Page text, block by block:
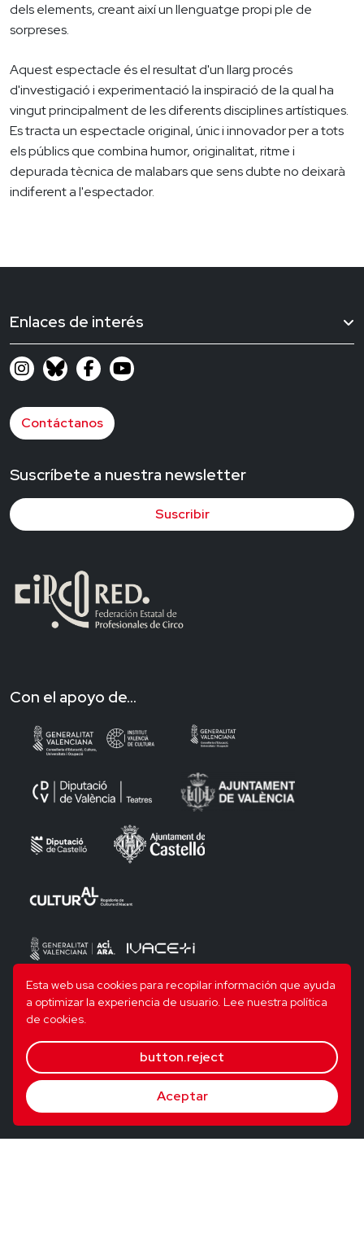
Esta web usa cookies para recopilar información que ayuda
a optimizar la experiencia de usuario. Lee nuestra política
de cookies.
button.reject
Aceptar
dels elements, creant així un llenguatge propi ple de
sorpreses.
Aquest espectacle és el resultat d'un llarg procés
d'investigació i experimentació la inspiració de la qual ha
vingut principalment de les diferents disciplines artístiques.
Es tracta un espectacle original, únic i innovador per a tots
els públics que combina humor, originalitat, ritme i
depurada tècnica de malabars que sens dubte no deixarà
indiferent a l'espectador.
Enlaces de interés
Contáctanos
Suscríbete a nuestra newsletter
Suscribir
Con el apoyo de...